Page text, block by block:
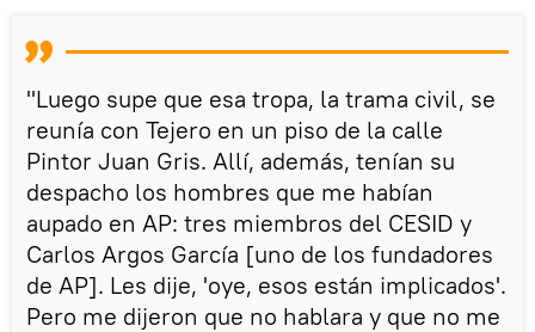
"Luego supe que esa tropa, la trama civil, se
reunía con Tejero en un piso de la calle
Pintor Juan Gris. Allí, además, tenían su
despacho los hombres que me habían
aupado en AP: tres miembros del CESID y
Carlos Argos García [uno de los fundadores
de AP]. Les dije, 'oye, esos están implicados'.
Pero me dijeron que no hablara y que no me